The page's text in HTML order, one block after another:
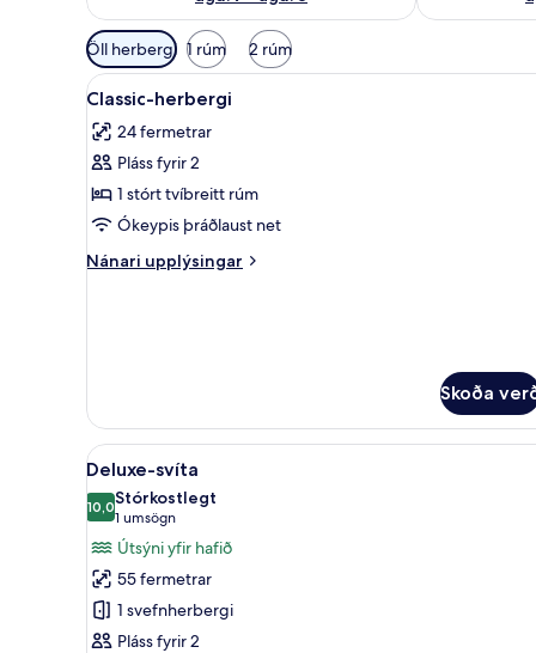
Síur
í
boði
fyrir
herbergi
Öll herbergi 1 rúm 2 rúm
Skoða
allar
myndir
fyrir
Classic-
herbergi
Classic-herbergi | 1
4
Classic-herbergi
24 fermetrar
Pláss fyrir 2
1 stórt tvíbreitt rúm
Ókeypis þráðlaust net
Nánari upplýsingar
Nánari
Skoða
Skoða
allar
myndir
fyrir
Deluxe-
svíta
Deluxe-svíta | Útsýni úr
6
Deluxe-svíta
10,010,0 af 10
Stórkostlegt
1 umsögn
(1
umsögn)
Útsýni yfir hafið
55 fermetrar
1 svefnherbergi
Pláss fyrir 2